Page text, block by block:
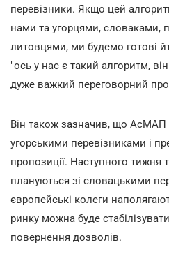
перевізники. Якщо цей
нами та угорцями, словаками,
литовцями, ми будемо готові
"ось у нас є такий алгоритм,
дуже важкий переговорний
Він також зазначив, що АсМАП
угорськими перевізниками і
пропозиції. Наступного тижня
плануються зі словацькими
європейські колеги
ринку можна буде
повернення дозволів.